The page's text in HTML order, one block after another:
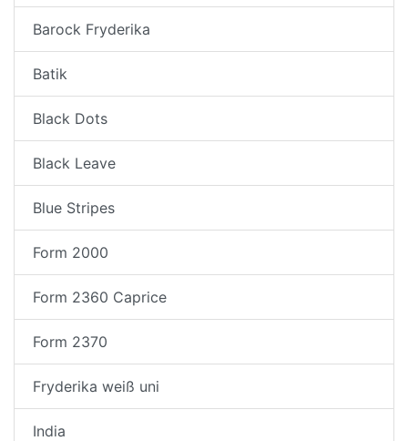
Barock Fryderika
Batik
Black Dots
Black Leave
Blue Stripes
Form 2000
Form 2360 Caprice
Form 2370
Fryderika weiß uni
India